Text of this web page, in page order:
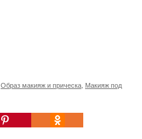
Образ макияж и прическа, Макияж под